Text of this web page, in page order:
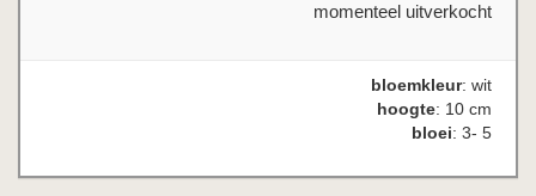
momenteel uitverkocht
bloemkleur: wit
hoogte: 10 cm
bloei: 3- 5